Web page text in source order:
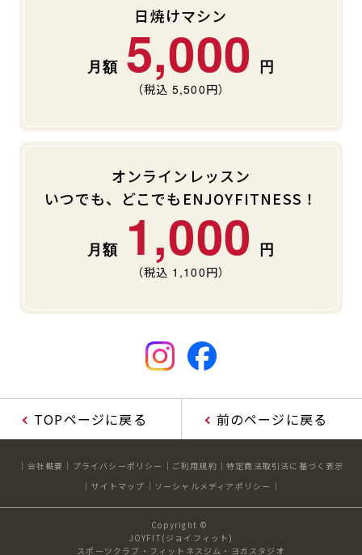
日焼けマシン
5,000
（税込 5,500円）
オンラインレッスン
いつでも、どこでもENJOYFITNESS！
1,000
（税込 1,100円）
TOPページに戻る 前のページに戻る
会社概要 プライバシーポリシー ご利用規約
特定商法取引法に基づく表示
サイトマップ
ソーシャルメディアポリシー
Copyright ©
JOYFIT(ジョイフィット)
スポーツクラブ・フィットネスジム・ヨガスタジオ